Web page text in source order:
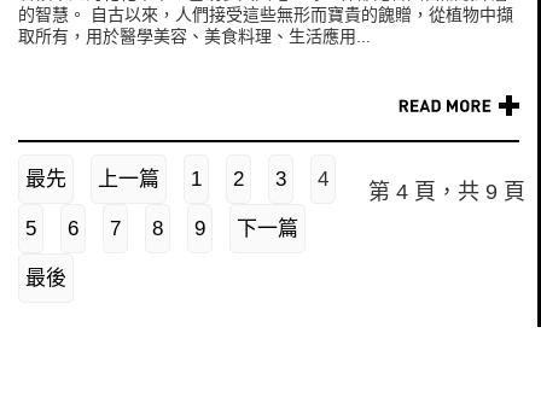
的智慧。 自古以來，人們接受這些無形而寶貴的餽贈，從植物中擷
取所有，用於醫學美容、美食料理、生活應用...
第 4 頁，共 9 頁
最先 上一篇 1 2 3 4
5 6 7 8 9 下一篇
最後